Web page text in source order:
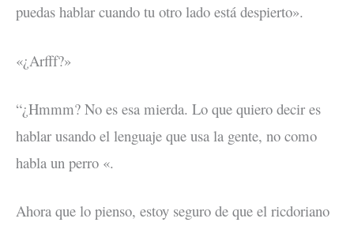
puedas hablar cuando tu otro lado está despierto».
«¿Arfff?»
“¿Hmmm? No es esa mierda. Lo que quiero decir es
hablar usando el lenguaje que usa la gente, no como
habla un perro «.
Ahora que lo pienso, estoy seguro de que el ricdoriano